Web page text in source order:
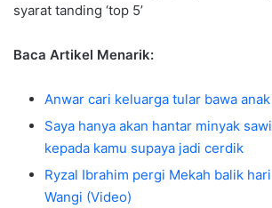
syarat tanding ‘top 5’
Baca Artikel Menarik:
Anwar cari keluarga tular bawa anak
Saya hanya akan hantar minyak
kepada kamu supaya jadi cerdik
Ryzal Ibrahim pergi Mekah balik
Wangi (Video)